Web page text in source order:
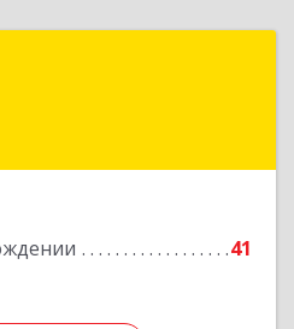
41
обл, Усть-Илимск г,